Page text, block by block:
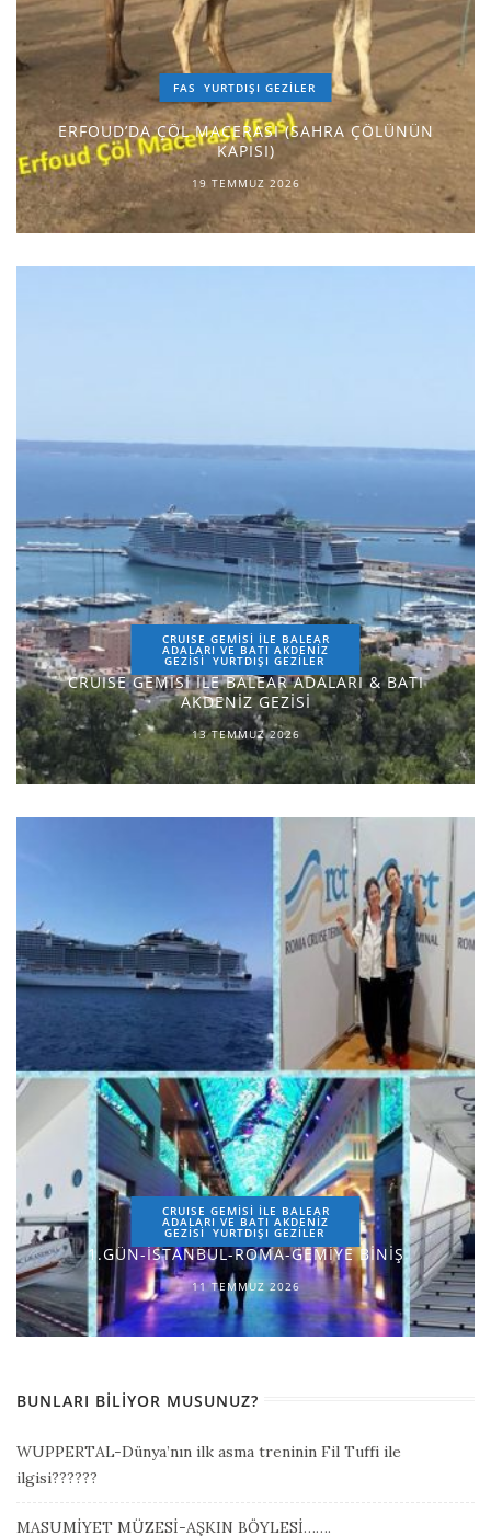
FAS YURTDIŞI GEZILER
ERFOUD’DA ÇÖL MACERASI (SAHRA ÇÖLÜNÜN
KAPISI)
19 TEMMUZ 2026
CRUISE GEMİSİ İLE BALEAR
ADALARI VE BATI AKDENİZ
GEZİSİ YURTDIŞI GEZILER
CRUISE GEMİSİ İLE BALEAR ADALARI & BATI
AKDENİZ GEZİSİ
13 TEMMUZ 2026
CRUISE GEMİSİ İLE BALEAR
ADALARI VE BATI AKDENİZ
GEZİSİ YURTDIŞI GEZILER
1.GÜN-İSTANBUL-ROMA-GEMİYE BİNİŞ
11 TEMMUZ 2026
BUNLARI BILIYOR MUSUNUZ?
WUPPERTAL-Dünya’nın ilk asma treninin Fil Tuffi ile
ilgisi??????
MASUMİYET MÜZESİ-AŞKIN BÖYLESİ…….